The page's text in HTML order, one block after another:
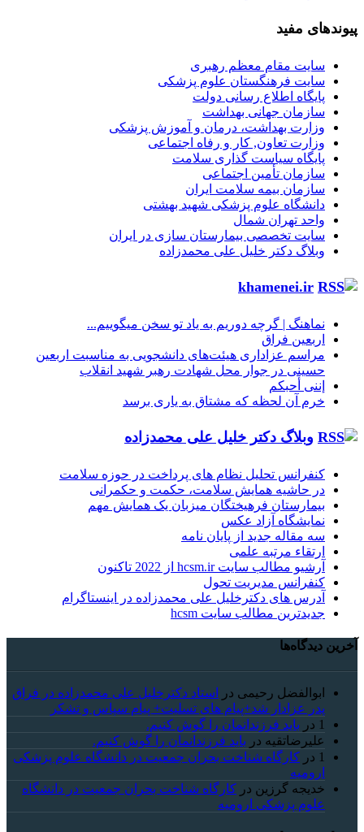
پیوندهای مفید
سایت مقام معظم رهبری
سایت فرهنگستان علوم پزشکی
پایگاه اطلاع رسانی دولت
سازمان جهانی بهداشت
وزارت بهداشت، درمان و آموزش پزشکی
وزارت تعاون, کار و رفاه اجتماعی
پایگاه سیاست گذاری سلامت
سازمان تأمین اجتماعی
سازمان بیمه سلامت ایران
دانشگاه علوم پزشکی شهید بهشتی
واحد تهران شمال
سایت تخصصی بیمارستان سازی در ایران
وبلاگ دکتر خلیل علی محمدزاده
khamenei.ir
نماهنگ |‌ گرچه دوریم به یاد تو سخن میگوییم...
اربعین فراق
مراسم عزاداری هیئت‌های دانشجویی به مناسبت اربعین
حسینی در جوار محل شهادت رهبر شهید انقلاب
إننی أحبکم
خرم آن لحظه که مشتاق به یاری برسد
وبلاگ دکتر خلیل علی محمدزاده
کنفرانس تحلیل نظام های پرداخت در حوزه سلامت
در حاشیه همایش سلامت، حکمت و حکمرانی
بیمارستان فرهیختگان میزبان یک همایش مهم
نمایشگاه آزاد عکس
سه مقاله جدید از پایان نامه
ارتقاء مرتبه علمی
آرشیو مطالب سایت hcsm.ir از 2022 تاکنون
کنفرانس مدیریت تحول
آدرس های دکترخلیل علی محمدزاده در اینستاگرام
جدیدترین مطالب سایت hcsm
آخرین دیدگاه‌ها
ابوالفضل رحیمی در
استاد دکترخلیل علی محمدزاده در فراق
پدر عزادار شد+پیام های تسلیت+ پیام سپاس و تشکر
1 در باید فرزندانمان را گوش کنیم.
علیرضاتقیه در باید فرزندانمان را گوش کنیم.
1 در کارگاه شناخت بحران جمعیت در دانشگاه علوم پزشکی
ارومیه
خديجه گرزین در کارگاه شناخت بحران جمعیت در دانشگاه
علوم پزشکی ارومیه